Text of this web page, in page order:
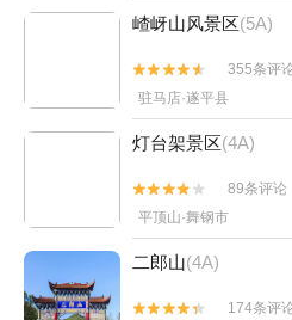
嵖岈山风景区(5A)


355条评
驻马店·遂平县
灯台架景区(4A)


89条评论
平顶山·舞钢市
二郎山(4A)

 174条评